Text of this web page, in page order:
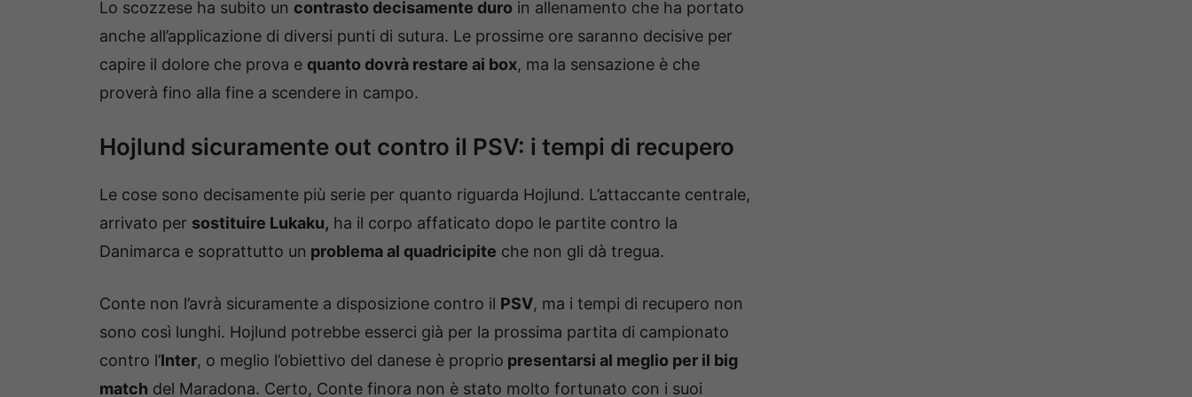
Lo scozzese ha subito un contrasto decisamente duro in allenamento che ha portato
anche all’applicazione di diversi punti di sutura. Le prossime ore saranno decisive per
capire il dolore che prova e quanto dovrà restare ai box, ma la sensazione è che
proverà fino alla fine a scendere in campo.
Hojlund sicuramente out contro il PSV: i tempi di recupero
Le cose sono decisamente più serie per quanto riguarda Hojlund. L’attaccante centrale,
arrivato per sostituire Lukaku, ha il corpo affaticato dopo le partite contro la
Danimarca e soprattutto un problema al quadricipite che non gli dà tregua.
Conte non l’avrà sicuramente a disposizione contro il PSV, ma i tempi di recupero non
sono così lunghi. Hojlund potrebbe esserci già per la prossima partita di campionato
contro l’Inter, o meglio l’obiettivo del danese è proprio presentarsi al meglio per il big
match del Maradona. Certo, Conte finora non è stato molto fortunato con i suoi